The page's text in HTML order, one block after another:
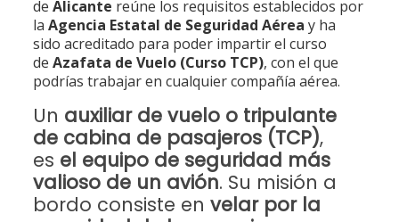
de Alicante reúne los requisitos establecidos por
la Agencia Estatal de Seguridad Aérea y ha
sido acreditado para poder impartir el curso
de Azafata de Vuelo (Curso TCP), con el que
podrías trabajar en cualquier compañía aérea.
Un auxiliar de vuelo o tripulante
de cabina de pasajeros (TCP),
es el equipo de seguridad más
valioso de un avión. Su misión a
bordo consiste en velar por la